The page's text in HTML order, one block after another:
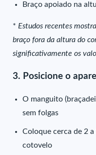
Braço apoiado na
* Estudos recentes
braço fora da altura do
significativamente os
3. Posicione o
O manguito
sem folgas
Coloque cerca de 2
cotovelo